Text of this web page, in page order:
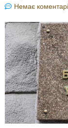
Немає